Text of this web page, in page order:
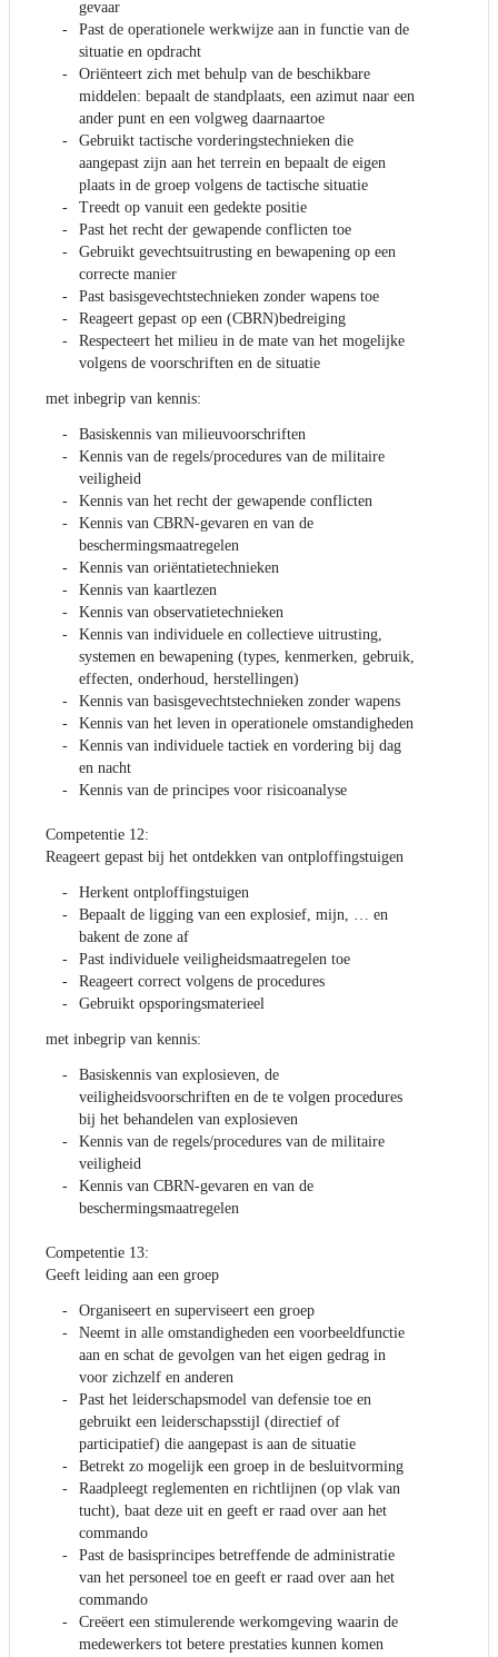
gevaar
Past de operationele werkwijze aan in functie van de
situatie en opdracht
Oriënteert zich met behulp van de beschikbare
middelen: bepaalt de standplaats, een azimut naar een
ander punt en een volgweg daarnaartoe
Gebruikt tactische vorderingstechnieken die
aangepast zijn aan het terrein en bepaalt de eigen
plaats in de groep volgens de tactische situatie
Treedt op vanuit een gedekte positie
Past het recht der gewapende conflicten toe
Gebruikt gevechtsuitrusting en bewapening op een
correcte manier
Past basisgevechtstechnieken zonder wapens toe
Reageert gepast op een (CBRN)bedreiging
Respecteert het milieu in de mate van het mogelijke
volgens de voorschriften en de situatie
met inbegrip van kennis:
Basiskennis van milieuvoorschriften
Kennis van de regels/procedures van de militaire
veiligheid
Kennis van het recht der gewapende conflicten
Kennis van CBRN-gevaren en van de
beschermingsmaatregelen
Kennis van oriëntatietechnieken
Kennis van kaartlezen
Kennis van observatietechnieken
Kennis van individuele en collectieve uitrusting,
systemen en bewapening (types, kenmerken, gebruik,
effecten, onderhoud, herstellingen)
Kennis van basisgevechtstechnieken zonder wapens
Kennis van het leven in operationele omstandigheden
Kennis van individuele tactiek en vordering bij dag
en nacht
Kennis van de principes voor risicoanalyse
Competentie 12:
Reageert gepast bij het ontdekken van ontploffingstuigen
Herkent ontploffingstuigen
Bepaalt de ligging van een explosief, mijn, … en
bakent de zone af
Past individuele veiligheidsmaatregelen toe
Reageert correct volgens de procedures
Gebruikt opsporingsmaterieel
met inbegrip van kennis:
Basiskennis van explosieven, de
veiligheidsvoorschriften en de te volgen procedures
bij het behandelen van explosieven
Kennis van de regels/procedures van de militaire
veiligheid
Kennis van CBRN-gevaren en van de
beschermingsmaatregelen
Competentie 13:
Geeft leiding aan een groep
Organiseert en superviseert een groep
Neemt in alle omstandigheden een voorbeeldfunctie
aan en schat de gevolgen van het eigen gedrag in
voor zichzelf en anderen
Past het leiderschapsmodel van defensie toe en
gebruikt een leiderschapsstijl (directief of
participatief) die aangepast is aan de situatie
Betrekt zo mogelijk een groep in de besluitvorming
Raadpleegt reglementen en richtlijnen (op vlak van
tucht), baat deze uit en geeft er raad over aan het
commando
Past de basisprincipes betreffende de administratie
van het personeel toe en geeft er raad over aan het
commando
Creëert een stimulerende werkomgeving waarin de
medewerkers tot betere prestaties kunnen komen